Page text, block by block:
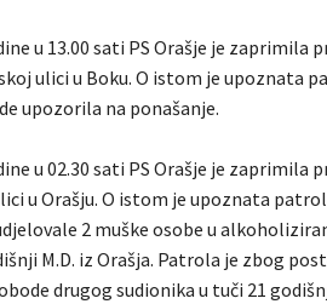
u 13.00 sati PS Orašje je zaprimila
ulici u Boku. O istom je upoznata
upozorila na ponašanje.
u 02.30 sati PS Orašje je
u Orašju. O istom je upoznata
2 muške osobe u
M.D. iz Orašja. Patrola je zbog
drugog sudionika u tuči 21